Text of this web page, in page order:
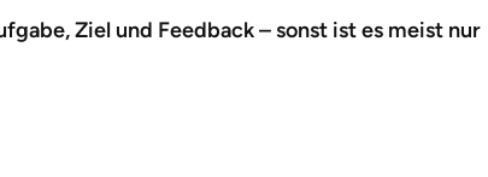
Ziel und Feedback – sonst ist es meist nur